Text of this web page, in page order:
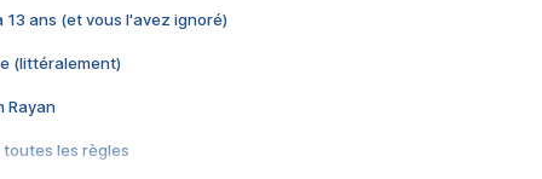
13 ans (et vous l'avez ignoré)
(littéralement)
Rayan
toutes les règles